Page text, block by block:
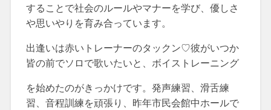
することで社会のルールやマナーを学び、優しさ
や思いやりを育み合っています。
出逢いは赤いトレーナーのタックン♡彼がいつか
皆の前でソロで歌いたいと、ボイストレーニング
を始めたのがきっかけです。発声練習、滑舌練
習、音程訓練を頑張り、昨年市民会館中ホールで